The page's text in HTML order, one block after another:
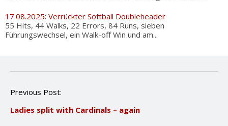
17.08.2025: Verrückter Softball Doubleheader
55 Hits, 44 Walks, 22 Errors, 84 Runs, sieben
Führungswechsel, ein Walk-off Win und am...
P
s
Previous Post:
Ladies split with Cardinals – again